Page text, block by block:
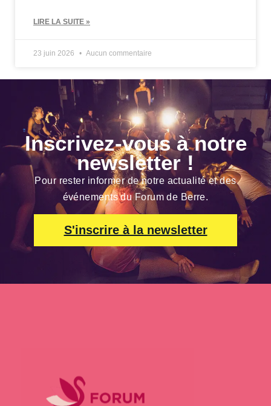
LIRE LA SUITE »
23 juin 2026 Aucun commentaire
Inscrivez-vous à notre
newsletter !
Pour rester informer de notre actualité et des
événements du Forum de Berre.
S'inscrire à la newsletter